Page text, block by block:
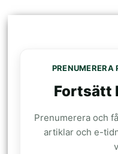
Fortsätt
Prenumerera och
artiklar och e-